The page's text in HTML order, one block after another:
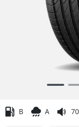
6B A